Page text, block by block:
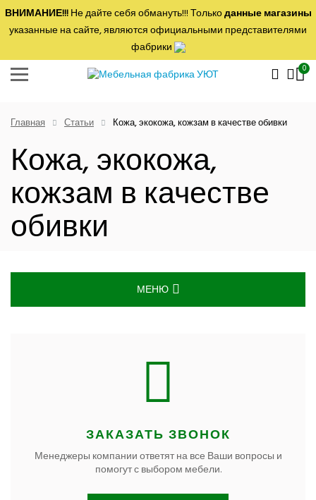
ВНИМАНИЕ!!!Не дайте себя обмануть!!! Толькоданные магазины
указанные на сайте, являются официальными представителями
фабрики
0
Главная Статьи Кожа, экокожа, кожзам в качестве обивки
Кожа, экокожа,
кожзам в качестве
обивки
МЕНЮ
ЗАКАЗАТЬ ЗВОНОК
Менеджеры компании ответят на все Ваши вопросы и
помогут с выбором мебели.